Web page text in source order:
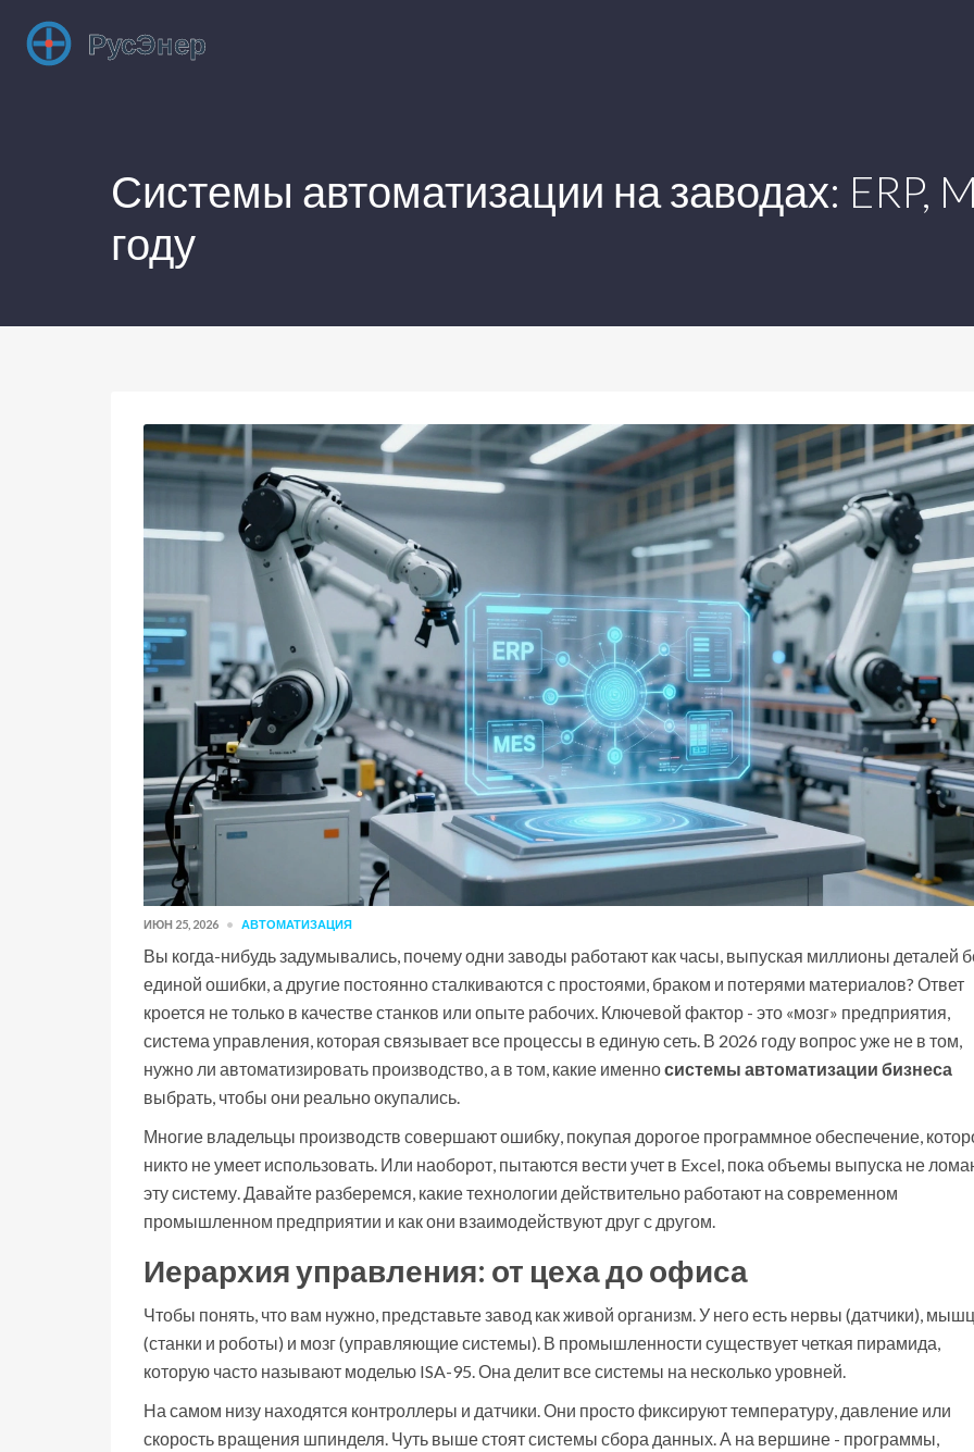
Системы автоматизации на заводах: ERP,
году
ИЮН 25, 2026 АВТОМАТИЗАЦИЯ
Вы когда-нибудь задумывались, почему одни заводы работают как часы, выпуская миллионы деталей
единой ошибки, а другие постоянно сталкиваются с простоями, браком и потерями материалов? Ответ
кроется не только в качестве станков или опыте рабочих. Ключевой фактор - это «мозг» предприятия,
система управления, которая связывает все процессы в единую сеть. В 2026 году вопрос уже не в том,
нужно ли автоматизировать производство, а в том, какие именносистемы автоматизации бизнеса
выбрать, чтобы они реально окупались.
Многие владельцы производств совершают ошибку, покупая дорогое программное обеспечение,
никто не умеет использовать. Или наоборот, пытаются вести учет в Excel, пока объемы выпуска не
эту систему. Давайте разберемся, какие технологии действительно работают на современном
промышленном предприятии и как они взаимодействуют друг с другом.
Иерархия управления: от цеха до офиса
Чтобы понять, что вам нужно, представьте завод как живой организм. У него есть нервы (датчики),
(станки и роботы) и мозг (управляющие системы). В промышленности существует четкая пирамида,
которую часто называют моделью ISA-95. Она делит все системы на несколько уровней.
На самом низу находятся контроллеры и датчики. Они просто фиксируют температуру, давление или
скорость вращения шпинделя. Чуть выше стоят системы сбора данных. А на вершине - программы,